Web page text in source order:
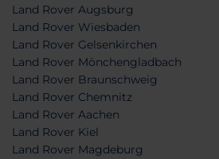
Land Rover Augsburg
Land Rover Wiesbaden
Land Rover Gelsenkirchen
Land Rover Mönchengladbach
Land Rover Braunschweig
Land Rover Chemnitz
Land Rover Aachen
Land Rover Kiel
Land Rover Magdeburg